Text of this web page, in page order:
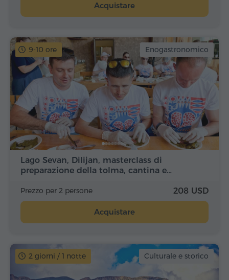
Acquistare
9-10 ore Enogastronomico
Lago Sevan, Dilijan, masterclass di
preparazione della tolma, cantina e…
Prezzo per 2 persone 208 USD
Acquistare
2 giorni / 1 notte Culturale e storico